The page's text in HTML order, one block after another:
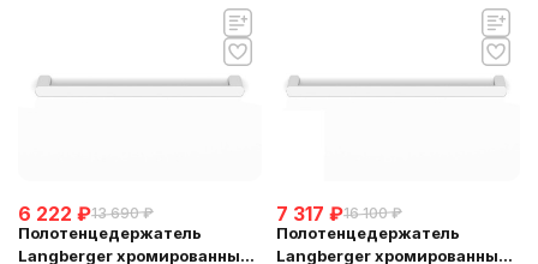
6 222 ₽13 690 ₽
Полотенцедержатель
Langberger хромированный
7 317 ₽16 100 ₽
Полотенцедержатель
Langberger хромированный